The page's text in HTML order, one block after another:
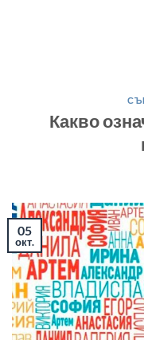
Какво
05
окт.